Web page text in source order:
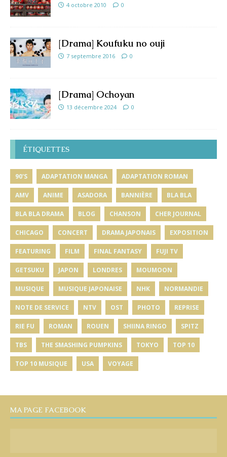
4 octobre 2010 0
[Drama] Koufuku no ouji
7 septembre 2016 0
[Drama] Ochoyan
13 décembre 2024 0
ÉTIQUETTES
90'S ADAPTATION MANGA ADAPTATION ROMAN
AMV ANIME ASADORA BANNIÈRE BLA BLA
BLA BLA DRAMA BLOG CHANSON CHER JOURNAL
CHICAGO CONCERT DRAMA JAPONAIS EXPOSITION
FEATURING FILM FINAL FANTASY FUJI TV
GETSUKU JAPON LONDRES MOUMOON
MUSIQUE MUSIQUE JAPONAISE NHK NORMANDIE
NOTE DE SERVICE NTV OST PHOTO REPRISE
RIE FU ROMAN ROUEN SHIINA RINGO SPITZ
TBS THE SMASHING PUMPKINS TOKYO TOP 10
TOP 10 MUSIQUE USA VOYAGE
MA PAGE FACEBOOK